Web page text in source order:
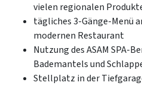
vielen regionalen
tägliches 3-Gänge-Menü
modernen Restaurant
Nutzung des ASAM SPA-
Bademantels und
Stellplatz in der